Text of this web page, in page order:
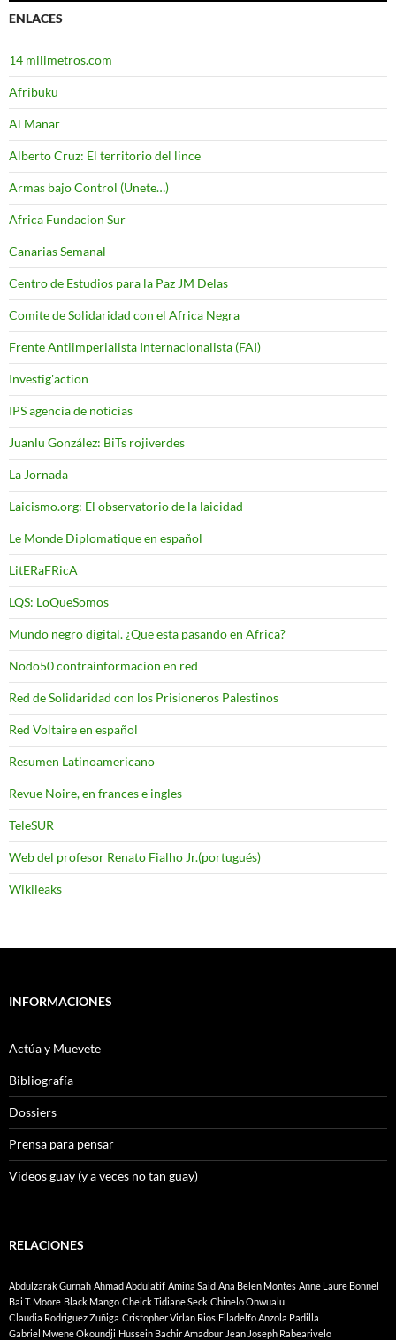
ENLACES
14 milimetros.com
Afribuku
Al Manar
Alberto Cruz: El territorio del lince
Armas bajo Control (Unete…)
Africa Fundacion Sur
Canarias Semanal
Centro de Estudios para la Paz JM Delas
Comite de Solidaridad con el Africa Negra
Frente Antiimperialista Internacionalista (FAI)
Investig'action
IPS agencia de noticias
Juanlu González: BiTs rojiverdes
La Jornada
Laicismo.org: El observatorio de la laicidad
Le Monde Diplomatique en español
LitERaFRicA
LQS: LoQueSomos
Mundo negro digital. ¿Que esta pasando en Africa?
Nodo50 contrainformacion en red
Red de Solidaridad con los Prisioneros Palestinos
Red Voltaire en español
Resumen Latinoamericano
Revue Noire, en frances e ingles
TeleSUR
Web del profesor Renato Fialho Jr.(portugués)
Wikileaks
INFORMACIONES
Actúa y Muevete
Bibliografía
Dossiers
Prensa para pensar
Videos guay (y a veces no tan guay)
RELACIONES
Abdulzarak Gurnah Ahmad Abdulatif Amina Said Ana Belen Montes Anne Laure Bonnel
Bai T. Moore Black Mango Cheick Tidiane Seck Chinelo Onwualu
Claudia Rodriguez Zuñiga Cristopher Virlan Rios Filadelfo Anzola Padilla
Gabriel Mwene Okoundji Hussein Bachir Amadour Jean Joseph Rabearivelo